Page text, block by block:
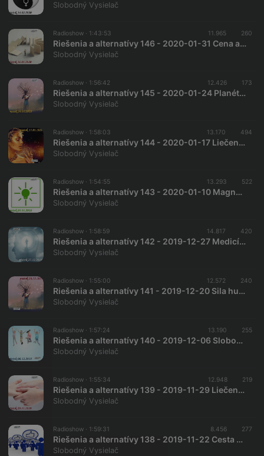
Slobodný Vysielač
Radioshow · 1:43:53 11.965 260
Riešenia a alternatívy 146 - 2020-01-31 Cena a dôsledok
Slobodný Vysielač
Radioshow · 1:56:42 12.426 173
Riešenia a alternatívy 145 - 2020-01-24 Planéta spieva – Hudba Strednej Ázie
Slobodný Vysielač
Radioshow · 1:58:03 13.170 494
Riešenia a alternatívy 144 - 2020-01-17 Liečenie koloidnými kovmi
Slobodný Vysielač
Radioshow · 1:54:55 13.293 522
Riešenia a alternatívy 143 - 2020-01-10 Magnetický motor a voľná energia
Slobodný Vysielač
Radioshow · 1:58:59 14.817 420
Riešenia a alternatívy 142 - 2019-12-27 Medicína, veda a duchovno
Slobodný Vysielač
Radioshow · 1:55:00 12.572 240
Riešenia a alternatívy 141 - 2019-12-20 Sila hudby a spevu
Slobodný Vysielač
Radioshow · 1:57:24 13.190 255
Riešenia a alternatívy 140 - 2019-12-06 Slobodný vzdelávací systém
Slobodný Vysielač
Radioshow · 1:55:34 12.948 219
Riešenia a alternatívy 139 - 2019-11-29 Liečenie masážou…
Slobodný Vysielač
Radioshow · 1:59:31 8.456 277
Riešenia a alternatívy 138 - 2019-11-22 Cesta ku konsenzu
Slobodný Vysielač